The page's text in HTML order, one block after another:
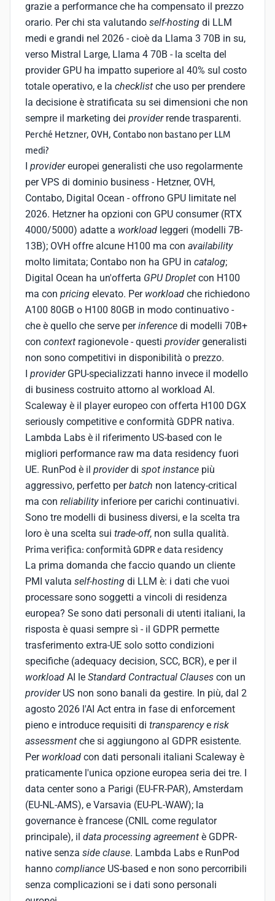
grazie a performance che ha compensato il prezzo
orario. Per chi sta valutando self-hosting di LLM
medi e grandi nel 2026 - cioè da Llama 3 70B in su,
verso Mistral Large, Llama 4 70B - la scelta del
provider GPU ha impatto superiore al 40% sul costo
totale operativo, e la checklist che uso per prendere
la decisione è stratificata su sei dimensioni che non
sempre il marketing dei providerrende trasparenti.
Perché Hetzner, OVH, Contabo non bastano per LLM
medi?
I providereuropei generalisti che uso regolarmente
per VPS di dominio business - Hetzner, OVH,
Contabo, Digital Ocean - offrono GPU limitate nel
2026. Hetzner ha opzioni con GPU consumer (RTX
4000/5000) adatte a workload leggeri (modelli 7B-
13B); OVH offre alcune H100 ma con availability
molto limitata; Contabo non ha GPU in catalog;
Digital Ocean ha un'offerta GPU Droplet con H100
ma con pricing elevato. Per workload che richiedono
A100 80GB o H100 80GB in modo continuativo -
che è quello che serve perinference di modelli 70B+
con context ragionevole - questi providergeneralisti
non sono competitivi in disponibilità o prezzo.
I providerGPU-specializzati hanno invece il modello
di business costruito attorno al workload AI.
Scaleway è il player europeo con offerta H100 DGX
seriously competitive e conformità GDPR nativa.
Lambda Labs è il riferimento US-based con le
migliori performance raw ma data residency fuori
UE. RunPod è il providerdi spot instance più
aggressivo, perfetto perbatch non latency-critical
ma con reliabilityinferiore per carichi continuativi.
Sono tre modelli di business diversi, e la scelta tra
loro è una scelta sui trade-off, non sulla qualità.
Prima verifica: conformità GDPR e data residency
La prima domanda che faccio quando un cliente
PMI valuta self-hosting di LLM è: i dati che vuoi
processare sono soggetti a vincoli di residenza
europea? Se sono dati personali di utenti italiani, la
risposta è quasi sempre sì - il GDPR permette
trasferimento extra-UE solo sotto condizioni
specifiche (adequacy decision, SCC, BCR), e per il
workload AI le Standard Contractual Clauses con un
providerUS non sono banali da gestire. In più, dal 2
agosto 2026 l'AI Act entra in fase di enforcement
pieno e introduce requisiti di transparencye risk
assessment che si aggiungono al GDPR esistente.
Per workload con dati personali italiani Scaleway è
praticamente l'unica opzione europea seria dei tre. I
data center sono a Parigi (EU-FR-PAR), Amsterdam
(EU-NL-AMS), e Varsavia (EU-PL-WAW); la
governance è francese (CNIL come regulator
principale), il data processing agreement è GDPR-
native senza side clause. Lambda Labs e RunPod
hanno compliance US-based e non sono percorribili
senza complicazioni se i dati sono personali